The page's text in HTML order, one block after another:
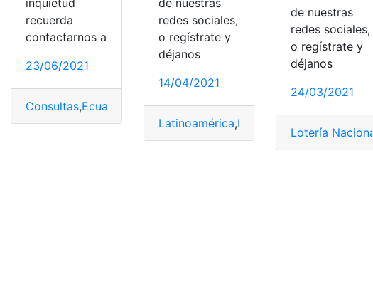
inquietud
recuerda
contactarnos a
23/06/2021
Consultas,Ecuador Loteria Nacional,Lotería Nacional
de nuestras
redes sociales,
o regístrate y
déjanos
14/04/2021
Latinoamérica,Límites
de nuestras
redes sociales,
o regístrate y
déjanos
24/03/2021
Lotería Nacional